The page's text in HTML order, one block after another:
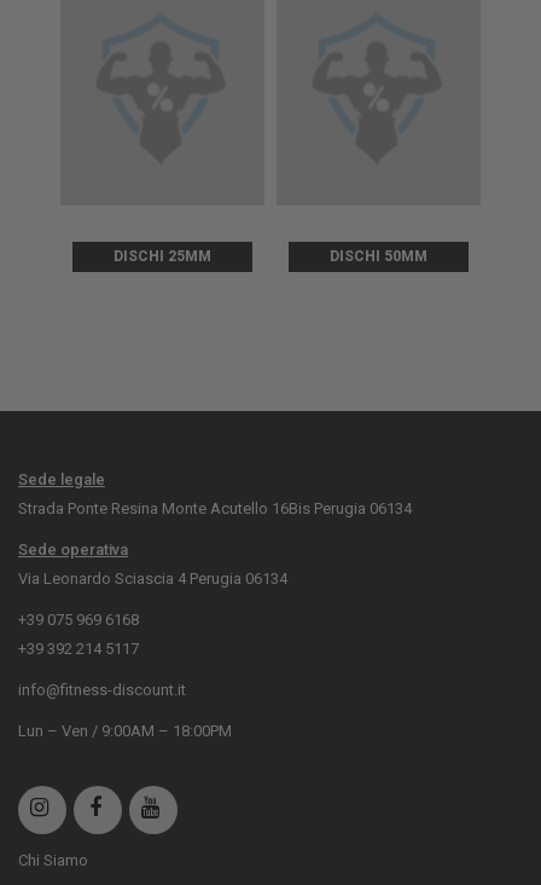
DISCHI 25MM DISCHI 50MM
Sede legale
Strada Ponte Resina Monte Acutello 16Bis Perugia 06134
Sede operativa
Via Leonardo Sciascia 4 Perugia 06134
+39 075 969 6168
+39 392 214 5117
info@fitness-discount.it
Lun – Ven / 9:00AM – 18:00PM
Chi Siamo